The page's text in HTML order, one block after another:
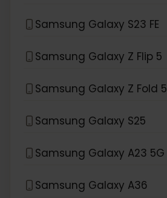
Samsung Galaxy S23 FE
Samsung Galaxy Z Flip 5
Samsung Galaxy Z Fold 5
Samsung Galaxy S25
Samsung Galaxy A23 5G
Samsung Galaxy A36